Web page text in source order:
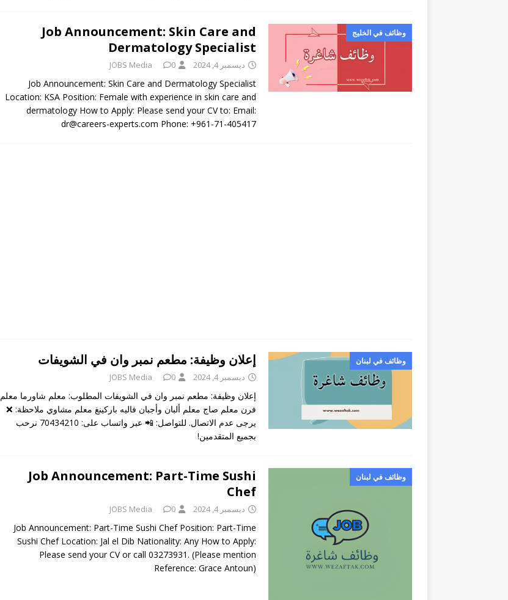
وظائف في الخليج
Job Announcement: Skin Care and
Dermatology Specialist
ديسمبر 4, 2024 JOBS Media 0
Job Announcement: Skin Care and Dermatology Specialist
Location: KSA Position: Female with experience in skin care and
dermatology How to Apply: Please send your CV to: Email:
dr@careers-experts.com Phone: +961-71-405417
وظائف في لبنان إعلان وظيفة: مطعم نمبر وان في الشويفات
ديسمبر 4, 2024 JOBS Media 0
إعلان وظيفة: مطعم نمبر وان في الشويفات المطلوب: معلم شاورما معلم
فرن معلم صاج معلم ألبان وأجبان فاليه باركينغ معلم مشاوي ملاحظة: ❌
يرجى عدم الاتصال. للتواصل: 📲 عبر واتساب على: 70434210 نرحب
بجميع المتقدمين!
وظائف في لبنان
Job Announcement: Part-Time Sushi
Chef
ديسمبر 4, 2024 JOBS Media 0
Job Announcement: Part-Time Sushi Chef Position: Part-Time
Sushi Chef Location: Jal el Dib Nationality: Any How to Apply:
Please send your CV or call 03273931. (Please mention
Reference: Grace Antoun)